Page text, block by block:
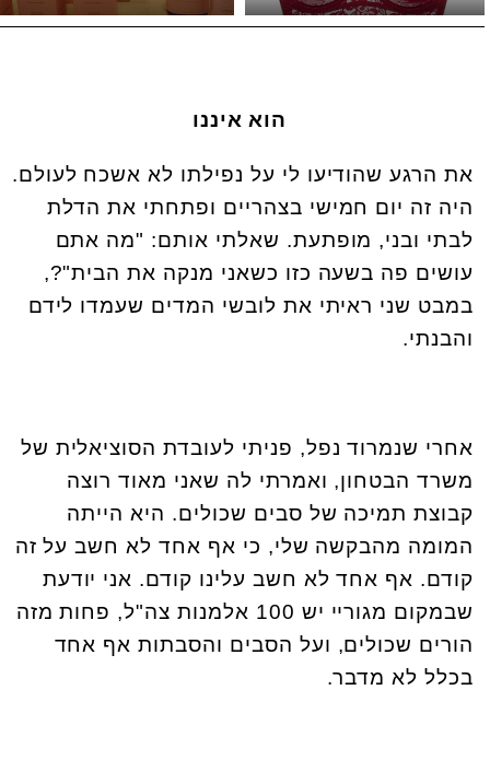
הוא איננו
את הרגע שהודיעו לי על נפילתו לא אשכח לעולם.
היה זה יום חמישי בצהריים ופתחתי את הדלת
לבתי ובני, מופתעת. שאלתי אותם: "מה אתם
עושים פה בשעה כזו כשאני מנקה את הבית"?,
במבט שני ראיתי את לובשי המדים שעמדו לידם
והבנתי.
אחרי שנמרוד נפל, פניתי לעובדת הסוציאלית של
משרד הבטחון, ואמרתי לה שאני מאוד רוצה
קבוצת תמיכה של סבים שכולים. היא הייתה
המומה מהבקשה שלי, כי אף אחד לא חשב על זה
קודם. אף אחד לא חשב עלינו קודם. אני יודעת
שבמקום מגוריי יש 100 אלמנות צה"ל, פחות מזה
הורים שכולים, ועל הסבים והסבתות אף אחד
בכלל לא מדבר.